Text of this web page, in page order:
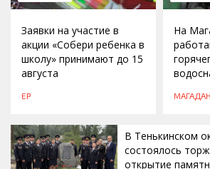
Заявки на участие в
акции «Собери ребенка в
школу» принимают до 15
августа
ЕР
На
В Тенькинском
состоялось
открытие